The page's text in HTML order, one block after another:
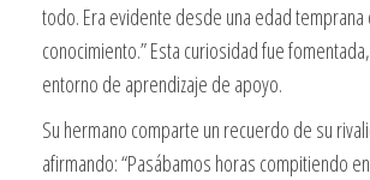
todo. Era evidente desde una edad
conocimiento.” Esta curiosidad fue
entorno de aprendizaje de apoyo.
Su hermano comparte un recuerdo de su
afirmando: “Pasábamos horas compitiendo